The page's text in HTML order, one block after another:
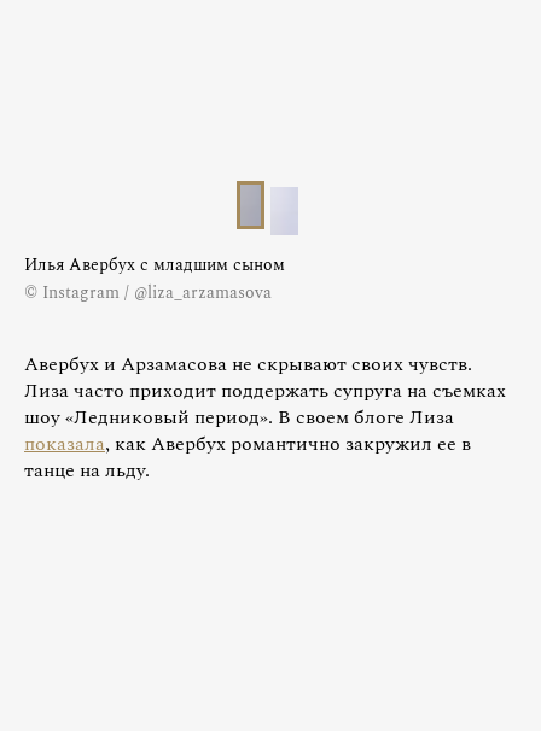
Илья Авербух с младшим сыном
© Instagram / @liza_arzamasova
Авербух и Арзамасова не скрывают своих чувств.
Лиза часто приходит поддержать супруга на съемках
шоу «Ледниковый период». В своем блоге Лиза
показала, как Авербух романтично закружил ее в
танце на льду.